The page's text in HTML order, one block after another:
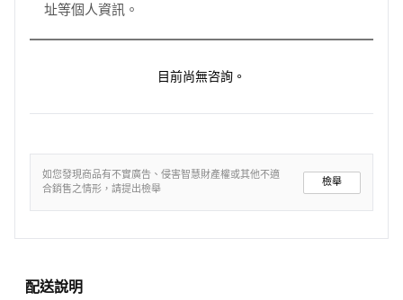
址等個人資訊。
目前尚無咨詢。
如您發現商品有不實廣告、侵害智慧財產權或其他不適
合銷售之情形，請提出檢舉
檢舉
配送說明